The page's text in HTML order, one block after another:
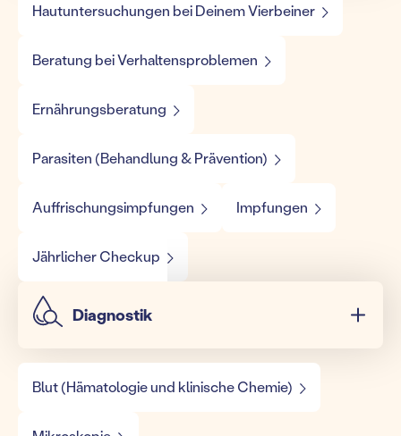
Hautuntersuchungen bei Deinem Vierbeiner
Beratung bei Verhaltensproblemen
Ernährungsberatung
Parasiten (Behandlung & Prävention)
Auffrischungsimpfungen Impfungen
Jährlicher Checkup
Diagnostik
Blut (Hämatologie und klinische Chemie)